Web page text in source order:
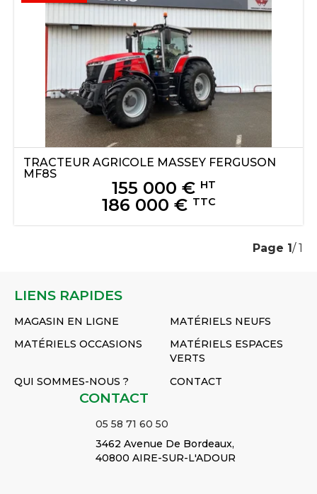
TRACTEUR AGRICOLE MASSEY FERGUSON
MF8S
155 000 € HT
186 000 € TTC
Page 1/ 1
LIENS RAPIDES
MAGASIN EN LIGNE
MATÉRIELS NEUFS
MATÉRIELS OCCASIONS
MATÉRIELS ESPACES
VERTS
QUI SOMMES-NOUS ?
CONTACT
CONTACT
05 58 71 60 50
3462 Avenue De Bordeaux,
40800 AIRE-SUR-L'ADOUR